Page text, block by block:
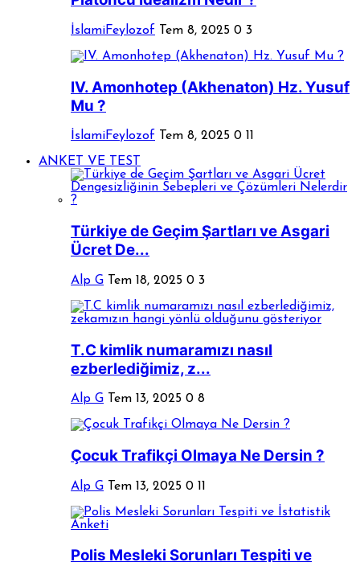
İslamiFeylozof Tem 8, 2025 0 3
IV. Amonhotep (Akhenaton) Hz. Yusuf
Mu ?
İslamiFeylozof Tem 8, 2025 0 11
ANKET VE TEST
Türkiye de Geçim Şartları ve Asgari
Ücret De...
Alp G Tem 18, 2025 0 3
T.C kimlik numaramızı nasıl
ezberlediğimiz, z...
Alp G Tem 13, 2025 0 8
Çocuk Trafikçi Olmaya Ne Dersin ?
Alp G Tem 13, 2025 0 11
Polis Mesleki Sorunları Tespiti ve